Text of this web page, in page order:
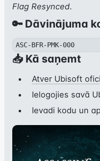
Flag Resynced.
🔑 Dāvinājuma
ASC-BFR-PMK-000
📥 Kā saņemt
Atver Ubisoft
Ielogojies savā
Ievadi kodu un